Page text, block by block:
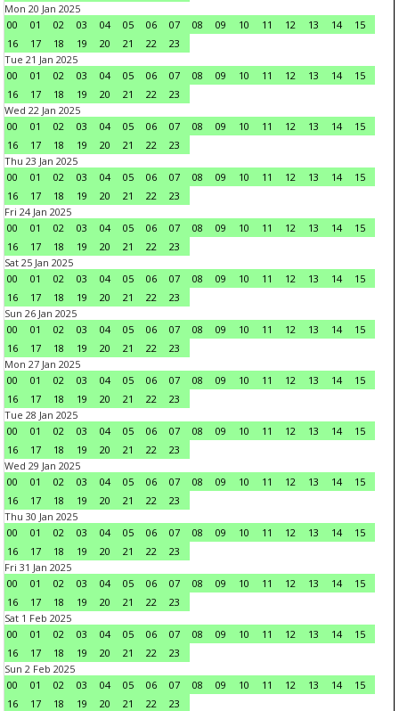
Mon 20 Jan 2025
00
01 02 03 04 05 06 07 08 09 10 11 12 13 14
15
16
17 18 19 20 21 22
23
Tue 21 Jan 2025
00
01 02 03 04 05 06 07 08 09 10 11 12 13 14
15
16
17 18 19 20 21 22
23
Wed 22 Jan 2025
00
01 02 03 04 05 06 07 08 09 10 11 12 13 14
15
16
17 18 19 20 21 22
23
Thu 23 Jan 2025
00
01 02 03 04 05 06 07 08 09 10 11 12 13 14
15
16
17 18 19 20 21 22
23
Fri 24 Jan 2025
00
01 02 03 04 05 06 07 08 09 10 11 12 13 14
15
16
17 18 19 20 21 22
23
Sat 25 Jan 2025
00
01 02 03 04 05 06 07 08 09 10 11 12 13 14
15
16
17 18 19 20 21 22
23
Sun 26 Jan 2025
00
01 02 03 04 05 06 07 08 09 10 11 12 13 14
15
16
17 18 19 20 21 22
23
Mon 27 Jan 2025
00
01 02 03 04 05 06 07 08 09 10 11 12 13 14
15
16
17 18 19 20 21 22
23
Tue 28 Jan 2025
00
01 02 03 04 05 06 07 08 09 10 11 12 13 14
15
16
17 18 19 20 21 22
23
Wed 29 Jan 2025
00
01 02 03 04 05 06 07 08 09 10 11 12 13 14
15
16
17 18 19 20 21 22
23
Thu 30 Jan 2025
00
01 02 03 04 05 06 07 08 09 10 11 12 13 14
15
16
17 18 19 20 21 22
23
Fri 31 Jan 2025
00
01 02 03 04 05 06 07 08 09 10 11 12 13 14
15
16
17 18 19 20 21 22
23
Sat 1 Feb 2025
00
01 02 03 04 05 06 07 08 09 10 11 12 13 14
15
16
17 18 19 20 21 22
23
Sun 2 Feb 2025
00
01 02 03 04 05 06 07 08 09 10 11 12 13 14
15
16
17 18 19 20 21 22
23